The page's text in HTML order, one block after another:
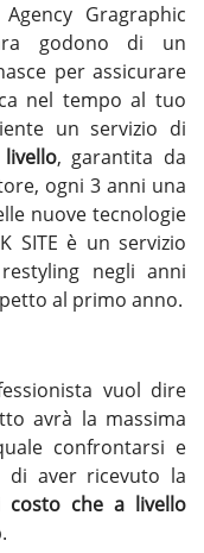
Gragraphic
godono di un
per assicurare
nel tempo al tuo
un servizio di
, garantita da
ogni 3 anni una
nuove tecnologie
SITE è un servizio
negli anni
al primo anno.
vuol dire
avrà la massima
confrontarsi e
di aver ricevuto la
costo che a livello